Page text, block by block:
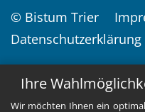
Ihre
Wir möchten Ihnen ein
© Bistum Trier
Datenschutzerklärung